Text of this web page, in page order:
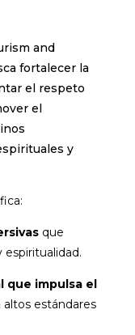
and
fortalecer la
el respeto
el
y
que
que impulsa el
estándares